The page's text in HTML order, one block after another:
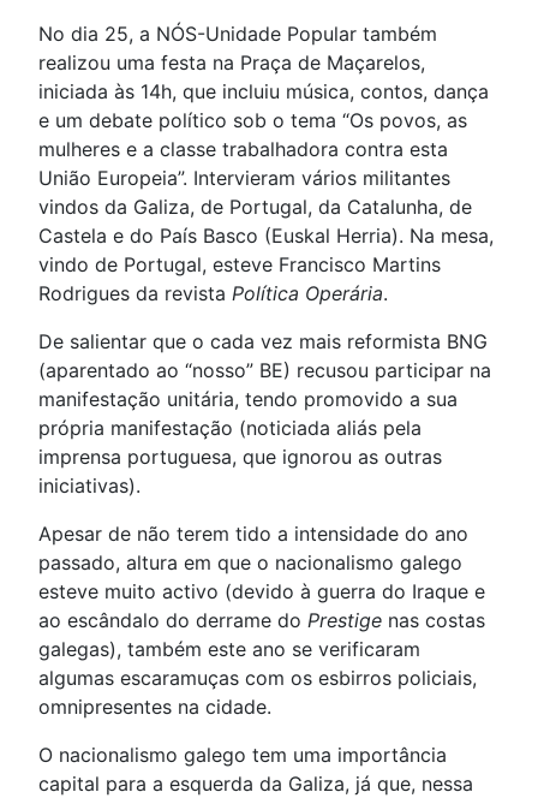
No dia 25, a NÓS-Unidade Popular também
realizou uma festa na Praça de Maçarelos,
iniciada às 14h, que incluiu música, contos, dança
e um debate político sob o tema “Os povos, as
mulheres e a classe trabalhadora contra esta
União Europeia”. Intervieram vários militantes
vindos da Galiza, de Portugal, da Catalunha, de
Castela e do País Basco (Euskal Herria). Na mesa,
vindo de Portugal, esteve Francisco Martins
Rodrigues da revista Política Operária.
De salientar que o cada vez mais reformista BNG
(aparentado ao “nosso” BE) recusou participar na
manifestação unitária, tendo promovido a sua
própria manifestação (noticiada aliás pela
imprensa portuguesa, que ignorou as outras
iniciativas).
Apesar de não terem tido a intensidade do ano
passado, altura em que o nacionalismo galego
esteve muito activo (devido à guerra do Iraque e
ao escândalo do derrame do Prestige nas costas
galegas), também este ano se verificaram
algumas escaramuças com os esbirros policiais,
omnipresentes na cidade.
O nacionalismo galego tem uma importância
capital para a esquerda da Galiza, já que, nessa